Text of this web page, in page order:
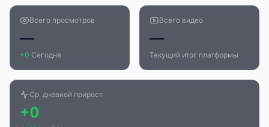
Всего просмотров
—
+0 Сегодня
Всего видео
—
Текущий итог платформы
Ср. дневной прирост
+0